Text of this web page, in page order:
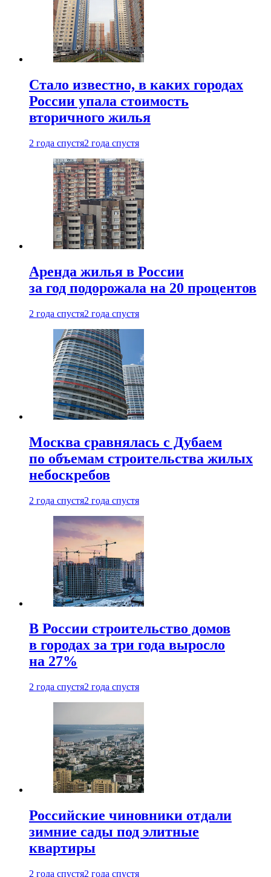
Стало известно, в каких городах
России упала стоимость
вторичного жилья
2 года спустя2 года спустя
Аренда жилья в России
за год подорожала на 20 процентов
2 года спустя2 года спустя
Москва сравнялась с Дубаем
по объемам строительства жилых
небоскребов
2 года спустя2 года спустя
В России строительство домов
в городах за три года выросло
на 27%
2 года спустя2 года спустя
Российские чиновники отдали
зимние сады под элитные
квартиры
2 года спустя2 года спустя